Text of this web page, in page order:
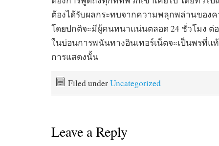
ต้องได้รับผลกระทบจากความพลุกพล่านของ
โดยปกติจะมีผู้คนหนาแน่นตลอด 24 ชั่วโมง
ในบ่อนการพนันทางอินเทอร์เน็ตจะเป็นพรที่แ
การแสดงนั้น
Filed underUncategorized
Leave a Reply